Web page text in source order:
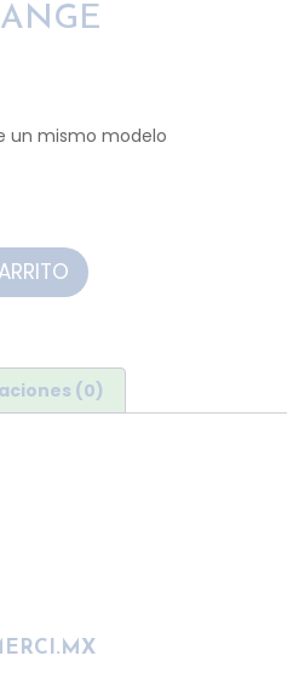
un mismo modelo
(0)